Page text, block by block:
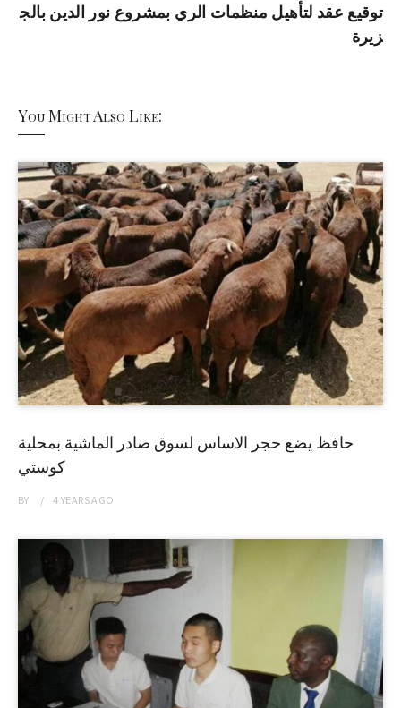
توقيع عقد لتأهيل منظمات الري بمشروع نور الدين بالج
زيرة
You Might Also Like:
حافظ يضع حجر الاساس لسوق صادر الماشية بمحلية
كوستي
BY 4 YEARSAGO